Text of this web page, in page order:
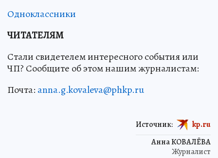
Одноклассники
ЧИТАТЕЛЯМ
Стали свидетелем интересного события или
ЧП? Сообщите об этом нашим журналистам:
Почта: anna.g.kovaleva@phkp.ru
Анна КОВАЛЁВА
Журналист
Источник: kp.ru